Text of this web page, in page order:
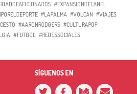
#EXPANSIONDELANFL
#LAPALMA #VOLCAN #VIAJES
#AARONRODGERS #CULTURAPOP
#FUTBOL #REDESSOCIALES
SÍGUENOS EN